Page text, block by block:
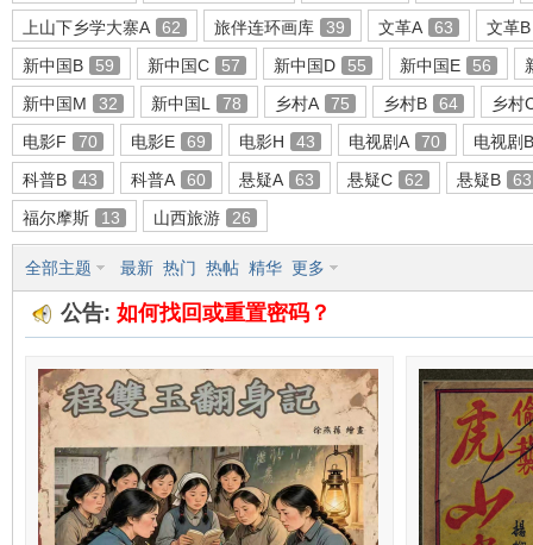
画
上山下乡学大寨A
62 旅伴连环画库 39 文革A 63
文革B
新中国B
59 新中国C 57 新中国D 55 新中国E 56
新中国M
32 新中国L 78 乡村A 75 乡村B 64
乡村
电影F
70 电影E 69 电影H 43 电视剧A 70
电视剧B
科普B
43 科普A 60 悬疑A 63 悬疑C 62 悬疑B
63
福尔摩斯
13 山西旅游 26
全部主题 最新 热门 热帖 精华 更多
公告: 如何找回或重置密码？